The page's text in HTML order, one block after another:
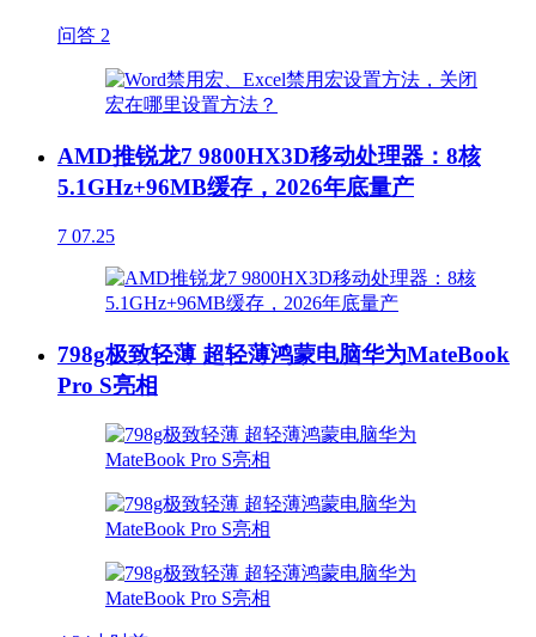
问答 2
AMD推锐龙7 9800HX3D移动处理器：8核
5.1GHz+96MB缓存，2026年底量产
7 07.25
798g极致轻薄 超轻薄鸿蒙电脑华为MateBook
Pro S亮相